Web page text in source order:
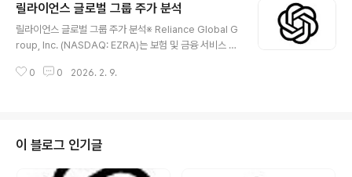
n insurance distribution/management and relate
d technology platforms. Investors should revie
w, on a facts-first ba..
릴라이언스 글로벌 그룹 주가 분석
릴라이언스 글로벌 그룹 주가 분석※ Reliance Global G
roup, Inc. (NASDAQ: EZRA)는 보험 및 금융 서비스 분
하는 미국 상장 기업이다. 공개 공시 기준, 회사는 보험 유
iance Global Group는 공개 자료 기준 보험 및 금융 서
비스 산업에서 활동하는 기업이다. 회사는 보험 중개·관리
서비스와 기술 기반 플랫폼을 결합한 사업 구조를 설명하
0 0 2026. 2. 9.
이 블로그 인기글